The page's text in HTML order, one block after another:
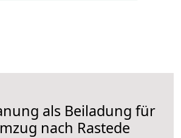
als Beiladung für
nach Rastede